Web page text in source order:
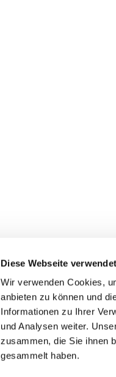
Diese Webseite
Wir verwenden Cookies,
anbieten zu können und
Informationen zu Ihrer
und Analysen weiter.
zusammen, die Sie ihnen
gesammelt haben.
Katholische